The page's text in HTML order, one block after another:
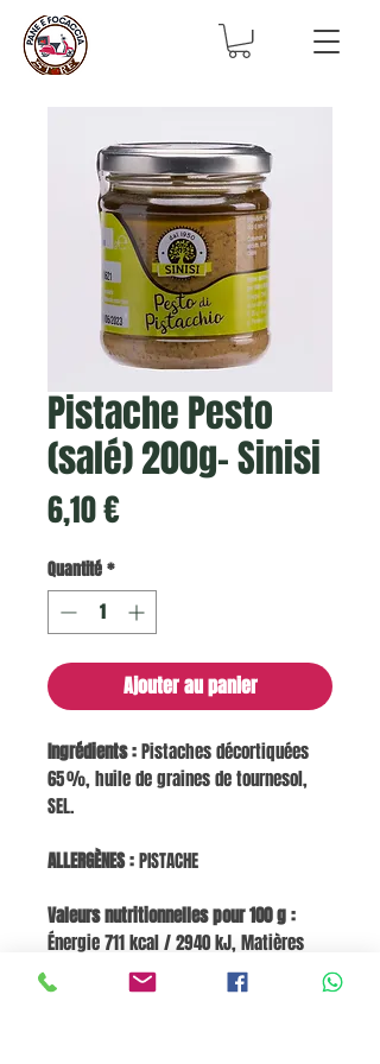
Pistache Pesto
(salé) 200g- Sinisi
6,10 €Prix
Quantité*
Ajouter au panier
Ingrédients :Pistaches décortiquées
65 %, huile de graines de tournesol,
SEL.
ALLERGÈNES :PISTACHE
Valeurs nutritionnelles pour 100 g :
Énergie 711 kcal / 2940 kJ, Matières
grasses 67 g, dont acides gras saturés
6,5 g, Glucides 20 g, dont sucres 7,5 g,